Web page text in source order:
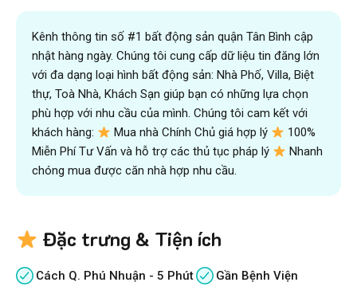
Trên 10.500 Khách Hàng Đã Tìm Mua
Nhanh
Kênh thông tin số #1 bất động sản quận Tân Bình cập
nhật hàng ngày. Chúng tôi cung cấp dữ liệu tin đăng lớn
với đa dạng loại hình bất động sản: Nhà Phố, Villa, Biệt
thự, Toà Nhà, Khách Sạn giúp bạn có những lựa chọn
phù hợp với nhu cầu của mình. Chúng tôi cam kết với
khách hàng:
Mua nhà Chính Chủ giá hợp lý
100%
Miễn Phí Tư Vấn và hỗ trợ các thủ tục pháp lý
Nhanh
chóng mua được căn nhà hợp nhu cầu.
Đặc trưng & Tiện ích
Cách Q. Phú Nhuận - 5 Phút Gần Bệnh Viện